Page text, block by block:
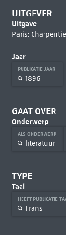
UITGEVER
Uitgave
Paris:
Jaar
PUBLICATIE JAAR
1896
GAAT OVER
Onderwerp
ALS ONDERWERP
literatuur
TYPE
Taal
HEEFT PUBLICATIE
Frans